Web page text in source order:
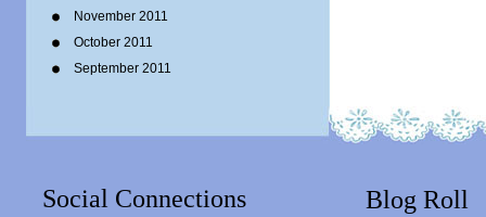
November 2011
October 2011
September 2011
Social Connections Blog Roll